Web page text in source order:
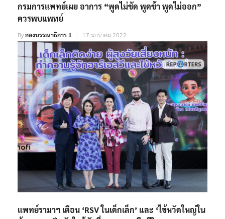
กรมการแพทย์เผย อาการ “พูดไม่ชัด พูดช้า พูดไม่ออก”
ควรพบแพทย์
Byกองบรรณาธิการ 1 17 มกราคม 2022
แพทย์รามาฯ เตือน ‘RSV ในเด็กเล็ก’ และ ‘ไข้หวัดใหญ่ใน